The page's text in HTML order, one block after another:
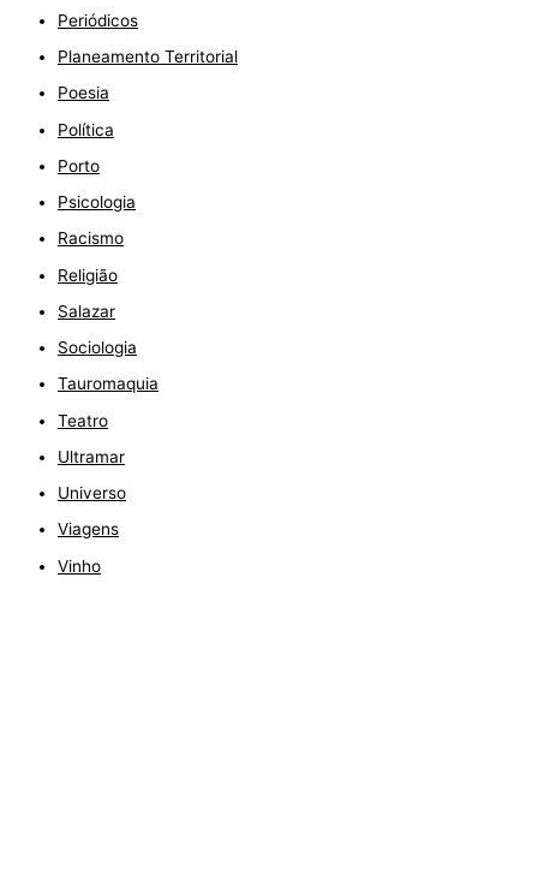
Periódicos
Planeamento Territorial
Poesia
Política
Porto
Psicologia
Racismo
Religião
Salazar
Sociologia
Tauromaquia
Teatro
Ultramar
Universo
Viagens
Vinho